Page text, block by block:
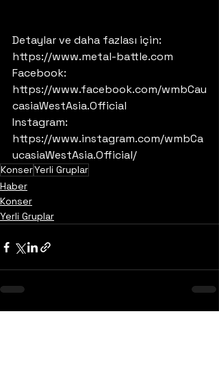
Detaylar ve daha fazlası için:
https://www.metal-battle.com
Facebook:
https://www.facebook.com/wmbCau
casiaWestAsia.Official
Instagram:
https://www.instagram.com/wmbCa
ucasiaWestAsia.Official/
KonserYerli Gruplar
Haber
Konser
Yerli Gruplar